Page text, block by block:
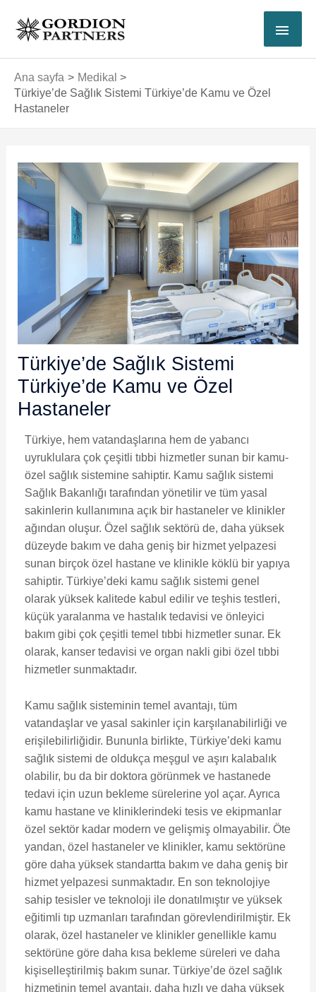
ANA
Ana sayfa
Medikal
Türkiye’de Sağlık Sistemi Türkiye’de Kamu ve Özel
Hastaneler
Türkiye’de Sağlık Sistemi
Türkiye’de Kamu ve Özel
Hastaneler
Türkiye, hem vatandaşlarına hem de yabancı
uyruklulara çok çeşitli tıbbi hizmetler sunan bir kamu-
özel sağlık sistemine sahiptir. Kamu sağlık sistemi
Sağlık Bakanlığı tarafından yönetilir ve tüm yasal
sakinlerin kullanımına açık bir hastaneler ve klinikler
ağından oluşur. Özel sağlık sektörü de, daha yüksek
düzeyde bakım ve daha geniş bir hizmet yelpazesi
sunan birçok özel hastane ve klinikle köklü bir yapıya
sahiptir. Türkiye’deki kamu sağlık sistemi genel
olarak yüksek kalitede kabul edilir ve teşhis testleri,
küçük yaralanma ve hastalık tedavisi ve önleyici
bakım gibi çok çeşitli temel tıbbi hizmetler sunar. Ek
olarak, kanser tedavisi ve organ nakli gibi özel tıbbi
hizmetler sunmaktadır.
Kamu sağlık sisteminin temel avantajı, tüm
vatandaşlar ve yasal sakinler için karşılanabilirliği ve
erişilebilirliğidir. Bununla birlikte, Türkiye’deki kamu
sağlık sistemi de oldukça meşgul ve aşırı kalabalık
olabilir, bu da bir doktora görünmek ve hastanede
tedavi için uzun bekleme sürelerine yol açar. Ayrıca
kamu hastane ve kliniklerindeki tesis ve ekipmanlar
özel sektör kadar modern ve gelişmiş olmayabilir. Öte
yandan, özel hastaneler ve klinikler, kamu sektörüne
göre daha yüksek standartta bakım ve daha geniş bir
hizmet yelpazesi sunmaktadır. En son teknolojiye
sahip tesisler ve teknoloji ile donatılmıştır ve yüksek
eğitimli tıp uzmanları tarafından görevlendirilmiştir. Ek
olarak, özel hastaneler ve klinikler genellikle kamu
sektörüne göre daha kısa bekleme süreleri ve daha
kişiselleştirilmiş bakım sunar. Türkiye’de özel sağlık
hizmetinin temel avantajı, daha hızlı ve daha yüksek